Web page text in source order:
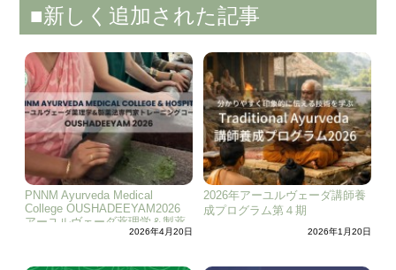
■新しく追加された記事
PNNM Ayurveda Medical
College OUSHADEEYAM2026
アーユルヴェーダ薬理学＆製薬
法専門家トレーニングコース
2026年4月20日
2026年アーユルヴェーダ講師養
成プログラム第４期
2026年1月20日